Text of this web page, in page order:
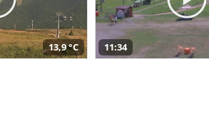
13,9 °C 11:34